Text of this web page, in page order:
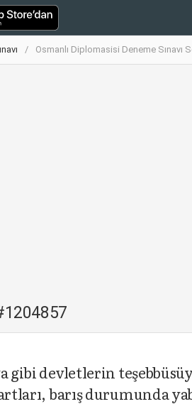
Osmanlı Diplomasisi Deneme Sınavı
devletlerin
barış durumunda